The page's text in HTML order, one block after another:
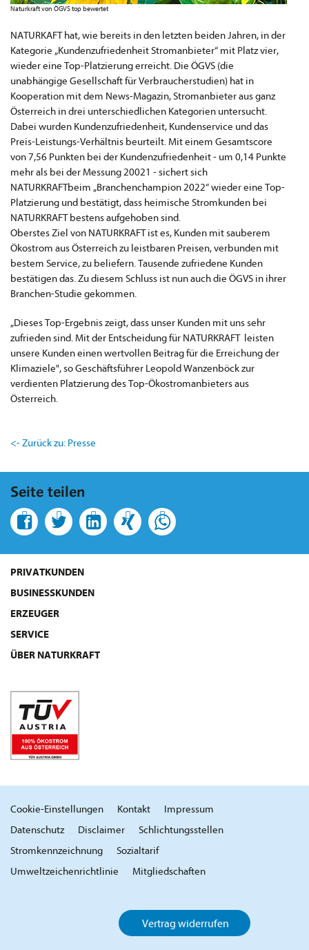
Naturkraft von ÖGVS top bewertet
NATURKAFT hat, wie bereits in den letzten beiden Jahren, in der
Kategorie „Kundenzufriedenheit Stromanbieter“ mit Platz vier,
wieder eine Top-Platzierung erreicht. Die ÖGVS (die
unabhängige Gesellschaft für Verbraucherstudien) hat in
Kooperation mit dem News-Magazin, Stromanbieter aus ganz
Österreich in drei unterschiedlichen Kategorien untersucht.
Dabei wurden Kundenzufriedenheit, Kundenservice und das
Preis-Leistungs-Verhältnis beurteilt. Mit einem Gesamtscore
von 7,56 Punkten bei der Kundenzufriedenheit - um 0,14 Punkte
mehr als bei der Messung 20021 - sichert sich
NATURKRAFTbeim „Branchenchampion 2022“ wieder eine Top-
Platzierung und bestätigt, dass heimische Stromkunden bei
NATURKRAFT bestens aufgehoben sind.
Oberstes Ziel von NATURKRAFT ist es, Kunden mit sauberem
Ökostrom aus Österreich zu leistbaren Preisen, verbunden mit
bestem Service, zu beliefern. Tausende zufriedene Kunden
bestätigen das. Zu diesem Schluss ist nun auch die ÖGVS in ihrer
Branchen-Studie gekommen.
„Dieses Top-Ergebnis zeigt, dass unser Kunden mit uns sehr
zufrieden sind. Mit der Entscheidung für NATURKRAFT leisten
unsere Kunden einen wertvollen Beitrag für die Erreichung der
Klimaziele", so Geschäftsführer Leopold Wanzenböck zur
verdienten Platzierung des Top-Ökostromanbieters aus
Österreich.
<- Zurück zu: Presse
Seite teilen
PRIVATKUNDEN
BUSINESSKUNDEN
ERZEUGER
SERVICE
ÜBER NATURKRAFT
Cookie-Einstellungen Kontakt
Impressum
Datenschutz
Disclaimer
Schlichtungsstellen
Stromkennzeichnung
Sozialtarif
Umweltzeichenrichtlinie
Mitgliedschaften
Vertrag widerrufen